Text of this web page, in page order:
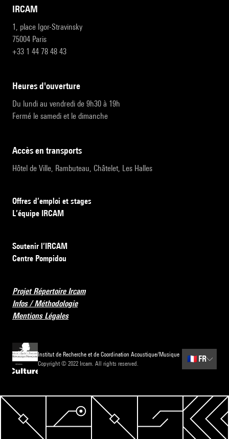
IRCAM
1, place Igor-Stravinsky
75004 Paris
+33 1 44 78 48 43
heures d'ouverture
Du lundi au vendredi de 9h30 à 19h
Fermé le samedi et le dimanche
accès en transports
Hôtel de Ville, Rambuteau, Châtelet, Les Halles
Offres d’emploi et stages
L’équipe IRCAM
Soutenir l’IRCAM
Centre Pompidou
Projet Répertoire Ircam
Infos / Méthodologie
Mentions Légales
Institut de Recherche et de Coordination Acoustique/Musique
Copyright © 2022 Ircam. All rights reserved.
🇫🇷 FR